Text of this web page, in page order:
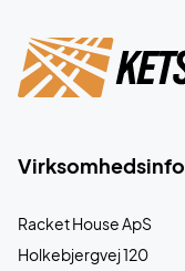
Virksomhedsinfo
Racket House ApS
Holkebjergvej 120